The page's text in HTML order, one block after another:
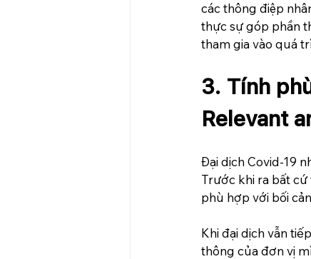
các thông điệp
thực sự góp phần
tham gia vào quá
3. Tính
Relevant
Đại dịch Covid-19
Trước khi ra bất cứ
phù hợp với bối
Khi đại dịch vẫn
thông của đơn vị